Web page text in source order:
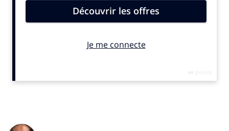
je ne sais pas. J’ai toujours pensé qu’il serait
contre, vu qu’il tenait des propos dégradants sur ces
questions. Donc oui, j’étais incapable d’assumer le fait
que j’étais gay auprès de lui. D’ailleurs dès l’âge de 16
joueurs pour lesquels c’était compliqué.